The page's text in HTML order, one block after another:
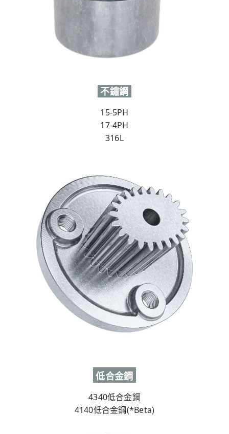
不鏽鋼
15-5PH
17-4PH
316L
低合金鋼
4340低合金鋼
4140低合金鋼(*Beta)